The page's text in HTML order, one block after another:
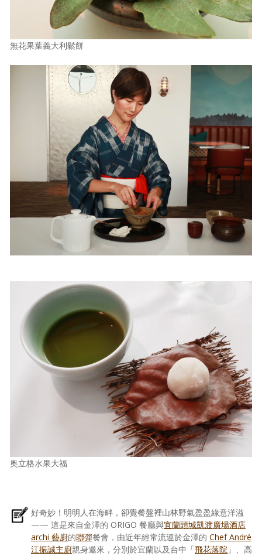
無花果葉義大利鬆餅
奥立格水果大福
好奇妙！明明人在海畔，卻覺餐盤裡山林野氣盈盈綠意洋溢
—— 這是來自金澤的 ORIGO 餐廳與宜蘭頭城凱渡廣場酒店
archi 藝廚的聯彈餐會，由近年經常流連於金澤的 Chef André
江振誠主廚親身邀來，分別於宜蘭以及台中「飛花落院 」、高